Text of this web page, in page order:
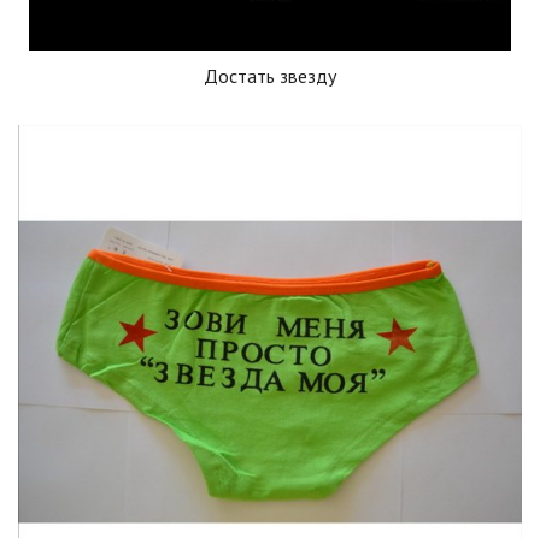
Достать звезду